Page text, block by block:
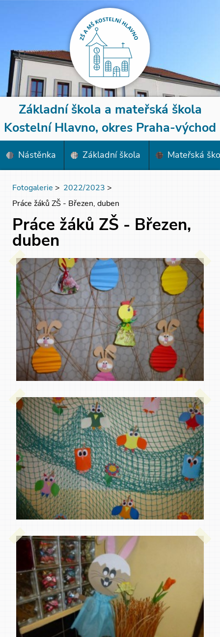
Základní škola a mateřská škola
Kostelní Hlavno, okres Praha-východ
Nástěnka Základní škola Mateřská
Fotogalerie > 2022/2023 >
Práce žáků ZŠ - Březen, duben
Práce žáků ZŠ - Březen,
duben